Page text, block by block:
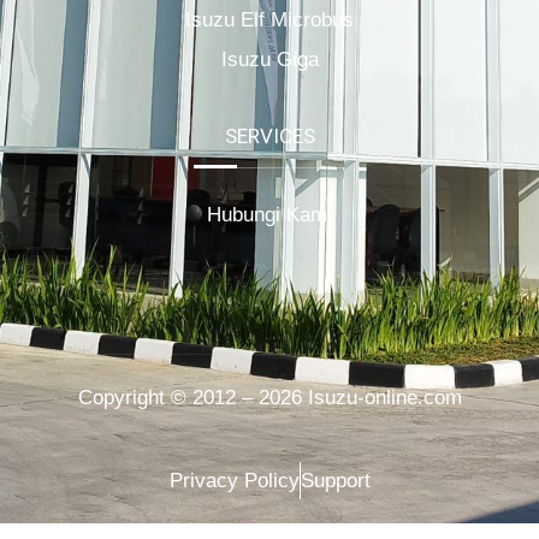
Isuzu Elf Microbus
Isuzu Giga
SERVICES
Hubungi Kami
Copyright © 2012 – 2026 Isuzu-online.com
Privacy PolicySupport